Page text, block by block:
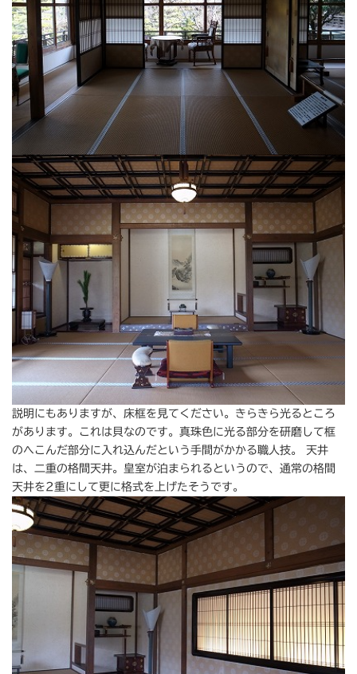
説明にもありますが、床框を見てください。きらきら光るところ
があります。これは貝なのです。真珠色に光る部分を研磨して框
のへこんだ部分に入れ込んだという手間がかかる職人技。 天井
は、二重の格間天井。皇室が泊まられるというので、通常の格間
天井を2重にして更に格式を上げたそうです。